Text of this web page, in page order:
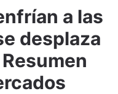
a las
desplaza